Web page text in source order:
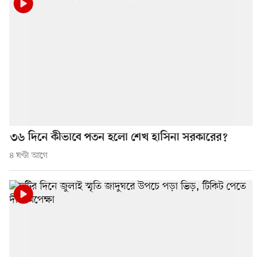
৩৬ দিনে কীভাবে পতন হলো শেখ হাসিনা সরকারের?
৪ ঘণ্টা আগে